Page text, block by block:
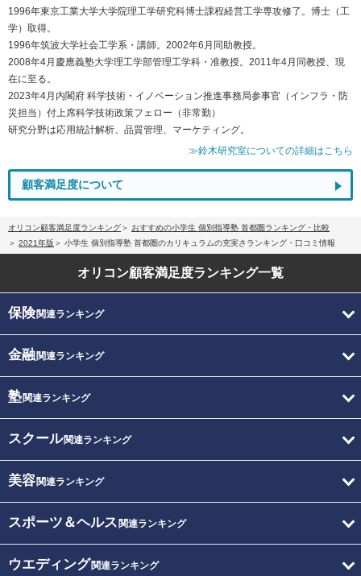
1996年東京工業大学大学院理工学研究科博士課程経営工学専攻修了。博士（工
学）取得。
1996年筑波大学社会工学系・講師。2002年6月同助教授。
2008年4月慶應義塾大学理工学部管理工学科・准教授。2011年4月同教授、現
在に至る。
2023年4月内閣府 科学技術・イノベーション推進事務局参事官（インフラ・防
災担当）付上席科学技術政策フェロー（非常勤）
研究分野は応用統計解析、品質管理、マーケティング。
≫鈴木研究室についての詳細はこちら
顧客満足度について
オリコン顧客満足度ランキング
おすすめの小学生 個別指導塾 首都圏ランキング・比較
2021年版
小学生 個別指導塾 首都圏のカリキュラムの充実さランキング・口コミ情報
オリコン顧客満足度ランキング一覧
保険関連ランキング
金融関連ランキング
塾関連ランキング
スクール関連ランキング
美容関連ランキング
スポーツ＆ヘルス 関連ランキング
ウエディング関連ランキング